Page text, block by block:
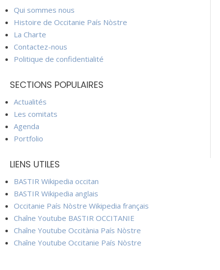
Qui sommes nous
Histoire de Occitanie País Nòstre
La Charte
Contactez-nous
Politique de confidentialité
SECTIONS POPULAIRES
Actualités
Les comitats
Agenda
Portfolio
LIENS UTILES
BASTIR Wikipedia occitan
BASTIR Wikipedia anglais
Occitanie País Nòstre Wikipedia français
Chaîne Youtube BASTIR OCCITANIE
Chaîne Youtube Occitània País Nòstre
Chaîne Youtube Occitanie País Nòstre